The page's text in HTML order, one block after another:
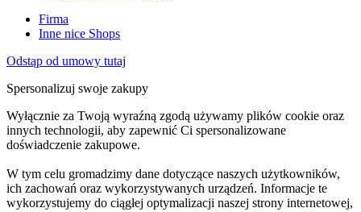
Firma
Inne nice Shops
Odstąp od umowy tutaj
Spersonalizuj swoje zakupy
Wyłącznie za Twoją wyraźną zgodą używamy plików cookie oraz
innych technologii, aby zapewnić Ci spersonalizowane
doświadczenie zakupowe.
W tym celu gromadzimy dane dotyczące naszych użytkowników,
ich zachowań oraz wykorzystywanych urządzeń. Informacje te
wykorzystujemy do ciągłej optymalizacji naszej strony internetowej,